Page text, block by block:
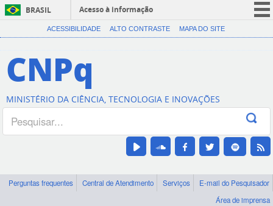
BRASIL
Acesso à informação
CORONAVÍRUS (COVID-19)
Canais
ACESSIBILIDADE ALTO CONTRASTE MAPA DO SITE
CNPq
MINISTÉRIO DA CIÊNCIA, TECNOLOGIA E INOVAÇÕES
Perguntas frequentes Central de Atendimento Serviços
E-mail do Pesquisador
Área de imprensa